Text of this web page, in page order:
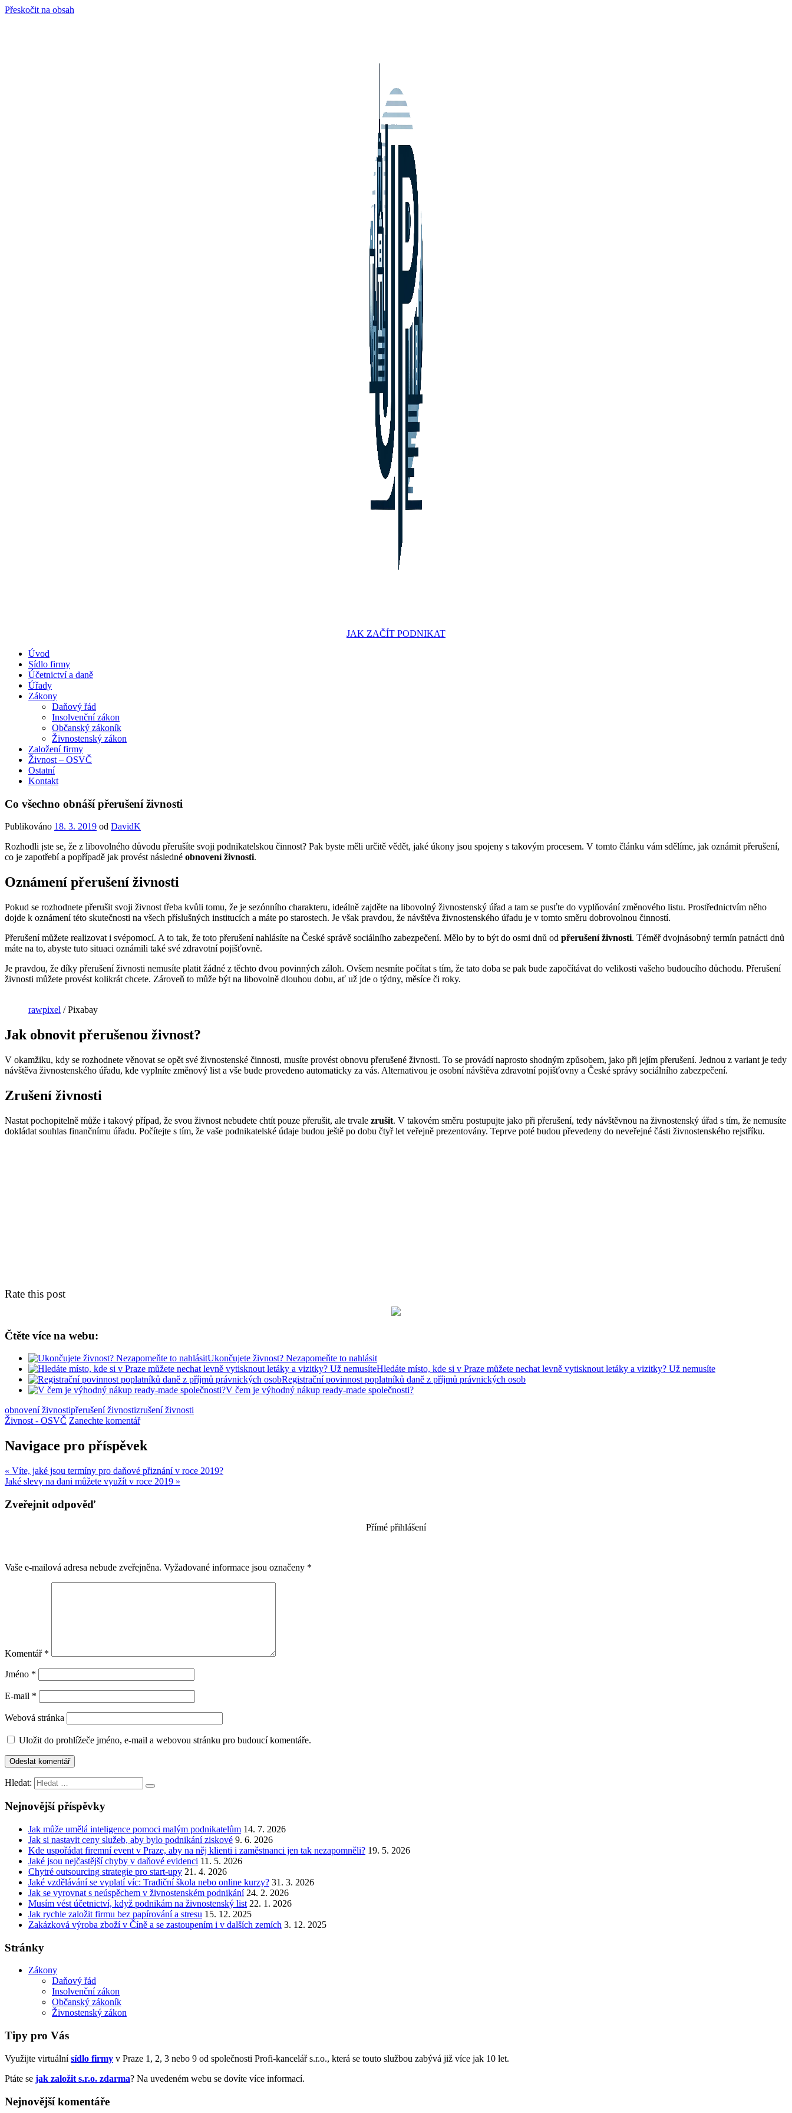
Přeskočit na obsah
JAK ZAČÍT PODNIKAT
Portál pro podnikatele
Úvod
Sídlo firmy
Účetnictví a daně
Úřady
Zákony
Daňový řád
Insolvenční zákon
Občanský zákoník
Živnostenský zákon
Založení firmy
Živnost – OSVČ
Ostatní
Kontakt
Co všechno obnáší přerušení živnosti
Publikováno 18. 3. 2019 od DavidK
Rozhodli jste se, že z libovolného důvodu přerušíte svoji podnikatelskou činnost? Pak byste měli určitě vědět, jaké úkony jsou spojeny s takovým procesem. V tomto článku vám sdělíme, jak oznámit přerušení,
co je zapotřebí a popřípadě jak provést následné obnovení živnosti.
Oznámení přerušení živnosti
Pokud se rozhodnete přerušit svoji živnost třeba kvůli tomu, že je sezónního charakteru, ideálně zajděte na libovolný živnostenský úřad a tam se pusťte do vyplňování změnového listu. Prostřednictvím něho
dojde k oznámení této skutečnosti na všech příslušných institucích a máte po starostech. Je však pravdou, že návštěva živnostenského úřadu je v tomto směru dobrovolnou činností.
Přerušení můžete realizovat i svépomocí. A to tak, že toto přerušení nahlásíte na České správě sociálního zabezpečení. Mělo by to být do osmi dnů od přerušení živnosti. Téměř dvojnásobný termín patnácti dnů
máte na to, abyste tuto situaci oznámili také své zdravotní pojišťovně.
Je pravdou, že díky přerušení živnosti nemusíte platit žádné z těchto dvou povinných záloh. Ovšem nesmíte počítat s tím, že tato doba se pak bude započítávat do velikosti vašeho budoucího důchodu. Přerušení
živnosti můžete provést kolikrát chcete. Zároveň to může být na libovolně dlouhou dobu, ať už jde o týdny, měsíce či roky.
rawpixel / Pixabay
Jak obnovit přerušenou živnost?
V okamžiku, kdy se rozhodnete věnovat se opět své živnostenské činnosti, musíte provést obnovu přerušené živnosti. To se provádí naprosto shodným způsobem, jako při jejím přerušení. Jednou z variant je tedy
návštěva živnostenského úřadu, kde vyplníte změnový list a vše bude provedeno automaticky za vás. Alternativou je osobní návštěva zdravotní pojišťovny a České správy sociálního zabezpečení.
Zrušení živnosti
Nastat pochopitelně může i takový případ, že svou živnost nebudete chtít pouze přerušit, ale trvale zrušit. V takovém směru postupujte jako při přerušení, tedy návštěvnou na živnostenský úřad s tím, že nemusíte
dokládat souhlas finančnímu úřadu. Počítejte s tím, že vaše podnikatelské údaje budou ještě po dobu čtyř let veřejně prezentovány. Teprve poté budou převedeny do neveřejné části živnostenského rejstříku.
Rate this post
Čtěte více na webu:
Ukončujete živnost? Nezapomeňte to nahlásit
Hledáte místo, kde si v Praze můžete nechat levně vytisknout letáky a vizitky? Už nemusíte
Registrační povinnost poplatníků daně z příjmů právnických osob
V čem je výhodný nákup ready-made společnosti?
obnovení živnostipřerušení živnostizrušení živnosti
Živnost - OSVČ Zanechte komentář
Navigace pro příspěvek
« Víte, jaké jsou termíny pro daňové přiznání v roce 2019?
Jaké slevy na dani můžete využít v roce 2019 »
Zveřejnit odpověď
Přímé přihlášení
Vaše e-mailová adresa nebude zveřejněna. Vyžadované informace jsou označeny *
Komentář *
Jméno *
E-mail *
Webová stránka
Uložit do prohlížeče jméno, e-mail a webovou stránku pro budoucí komentáře.
Hledat:
Nejnovější příspěvky
Jak může umělá inteligence pomoci malým podnikatelům 14. 7. 2026
Jak si nastavit ceny služeb, aby bylo podnikání ziskové 9. 6. 2026
Kde uspořádat firemní event v Praze, aby na něj klienti i zaměstnanci jen tak nezapomněli? 19. 5. 2026
Jaké jsou nejčastější chyby v daňové evidenci 11. 5. 2026
Chytré outsourcing strategie pro start-upy 21. 4. 2026
Jaké vzdělávání se vyplatí víc: Tradiční škola nebo online kurzy? 31. 3. 2026
Jak se vyrovnat s neúspěchem v živnostenském podnikání 24. 2. 2026
Musím vést účetnictví, když podnikám na živnostenský list 22. 1. 2026
Jak rychle založit firmu bez papírování a stresu 15. 12. 2025
Zakázková výroba zboží v Číně a se zastoupením i v dalších zemích 3. 12. 2025
Stránky
Zákony
Daňový řád
Insolvenční zákon
Občanský zákoník
Živnostenský zákon
Tipy pro Vás
Využijte virtuálnísídlo firmy v Praze 1, 2, 3 nebo 9 od společnosti Profi-kancelář s.r.o., která se touto službou zabývá již více jak 10 let.
Ptáte se jak založit s.r.o. zdarma? Na uvedeném webu se dovíte více informací.
Nejnovější komentáře